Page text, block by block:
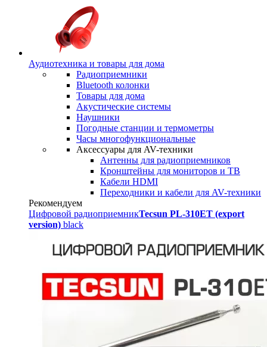
Аудиотехника и товары для дома
Радиоприемники
Bluetooth колонки
Товары для дома
Акустические системы
Наушники
Погодные станции и термометры
Часы многофункциональные
Аксессуары для AV-техники
Антенны для радиоприемников
Кронштейны для мониторов и ТВ
Кабели HDMI
Переходники и кабели для AV-техники
Рекомендуем
Цифровой радиоприемникTecsun PL-310ET (export
version) black